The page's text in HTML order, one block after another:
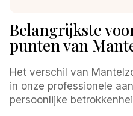
Belangrijkste
punten van
Het verschil van
in onze professionele
persoonlijke